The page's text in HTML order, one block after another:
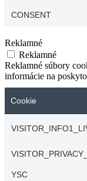
CONSENT
Reklamné
Reklamné
Reklamné súbory
informácie na
Cookie
YSC